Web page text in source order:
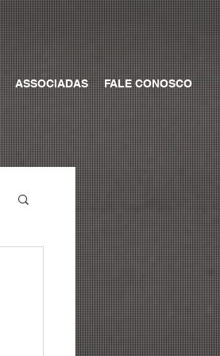
ASSOCIADAS FALE CONOSCO